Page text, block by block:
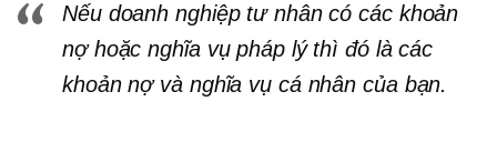
Nếu doanh nghiệp tư nhân có các khoản
nợ hoặc nghĩa vụ pháp lý thì đó là các
khoản nợ và nghĩa vụ cá nhân của bạn.